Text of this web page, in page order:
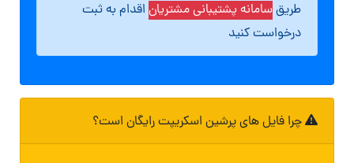
طریقسامانه پشتیبانی مشتریان اقدام به ثبت
درخواست کنید
چرا فایل های پرشین اسکریپت رایگان است؟